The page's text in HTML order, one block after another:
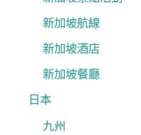
新加坡航線
新加坡酒店
新加坡餐廳
日本
九州